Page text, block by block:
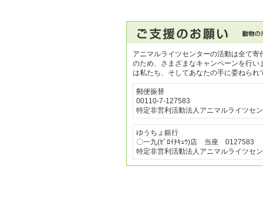
アニマルライツセンターの活動は全て
のため、さまざまなキャンペーンを行
は私たち、そしてあなたの手に委ねられ
郵便振替
00110-7-127583
特定非営利活動法人アニマルライツセ
ゆうちょ銀行
〇一九(ｾﾞﾛｲﾁｷｭｳ)店 当座 0127583
特定非営利活動法人アニマルライツセ